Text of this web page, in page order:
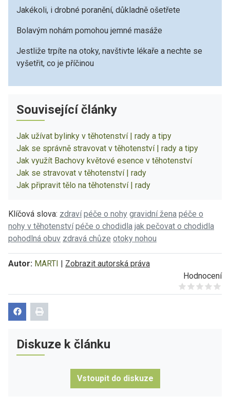
Jakékoli, i drobné poranění, důkladně ošetřete
Bolavým nohám pomohou jemné masáže
Jestliže trpíte na otoky, navštivte lékaře a nechte se
vyšetřit, co je příčinou
Související články
Jak užívat bylinky v těhotenství | rady a tipy
Jak se správně stravovat v těhotenství | rady a tipy
Jak využít Bachovy květové esence v těhotenství
Jak se stravovat v těhotenství | rady
Jak připravit tělo na těhotenství | rady
Klíčová slova: zdraví péče o nohy gravidní žena péče o
nohy v těhotenství péče o chodidla jak pečovat o chodidla
pohodlná obuv zdravá chůze otoky nohou
Autor: MARTI | Zobrazit autorská práva
Hodnocení
Give it 1/5
Give it 2/5
Give it 3/5
Give it 4/5
Give it 5/5
Diskuze k článku
Vstoupit do diskuze